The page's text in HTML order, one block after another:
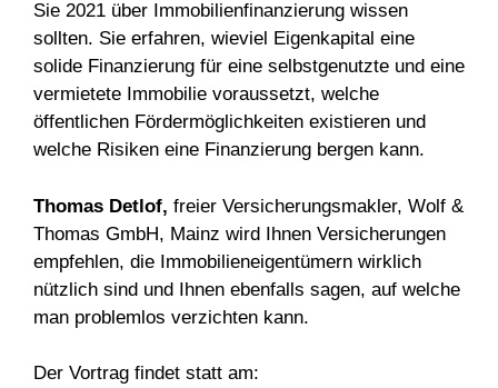
Sie 2021 über Immobilienfinanzierung wissen
sollten. Sie erfahren, wieviel Eigenkapital eine
solide Finanzierung für eine selbstgenutzte und eine
vermietete Immobilie voraussetzt, welche
öffentlichen Fördermöglichkeiten existieren und
welche Risiken eine Finanzierung bergen kann.
Thomas Detlof, freier Versicherungsmakler, Wolf &
Thomas GmbH, Mainz wird Ihnen Versicherungen
empfehlen, die Immobilieneigentümern wirklich
nützlich sind und Ihnen ebenfalls sagen, auf welche
man problemlos verzichten kann.
Der Vortrag findet statt am: